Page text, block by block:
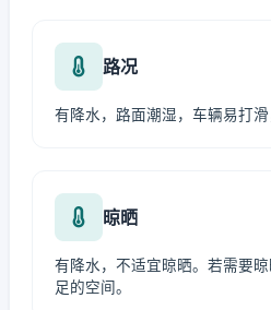
路况
有降水，路面潮湿，车辆易打滑
晾晒
有降水，不适宜晾晒。若需要
足的空间。